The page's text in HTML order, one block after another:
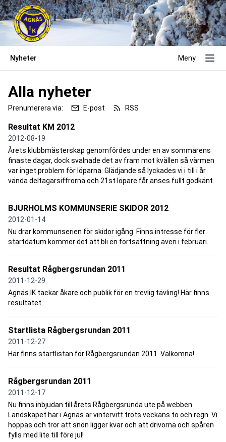
Nyheter Meny
Alla nyheter
Prenumerera via: E-post RSS
Resultat KM 2012
2012-08-19
Årets klubbmästerskap genomfördes under en av sommarens
finaste dagar, dock svalnade det av fram mot kvällen så värmen
var inget problem för löparna. Glädjande så lyckades vi i till i år
vända deltagarsiffrorna och 21st löpare får anses fullt godkänt.
BJURHOLMS KOMMUNSERIE SKIDOR 2012
2012-01-14
Nu drar kommunserien för skidor igång. Finns intresse för fler
startdatum kommer det att bli en fortsättning även i februari.
Resultat Rågbergsrundan 2011
2011-12-29
Agnäs IK tackar åkare och publik för en trevlig tävling! Här finns
resultatet.
Startlista Rågbergsrundan 2011
2011-12-27
Här finns startlistan för Rågbergsrundan 2011. Välkomna!
Rågbergsrundan 2011
2011-12-17
Nu finns inbjudan till årets Rågbergsrunda ute på webben.
Landskapet här i Agnäs är vintervitt trots veckans tö och regn. Vi
hoppas och tror att snön ligger kvar och att drivorna och spåren
fylls med lite till före jul!